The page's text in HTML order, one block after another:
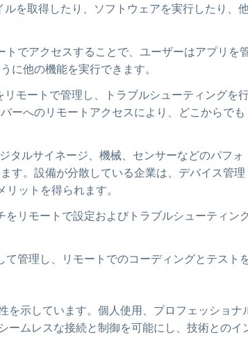
を取得したり、ソフトウェアを実行したり、
でアクセスすることで、ユーザーはアプリを
に他の機能を実行できます。
モートで管理し、トラブルシューティングを
ーへのリモートアクセスにより、どこからでも
タルサイネージ、機械、センサーなどのパフォ
す。設備が分散している企業は、デバイス管理
リットを得られます。
リモートで設定およびトラブルシューティン
管理し、リモートでのコーディングとテスト
を示しています。個人使用、プロフェッショナ
ームレスな接続と制御を可能にし、技術とのイ